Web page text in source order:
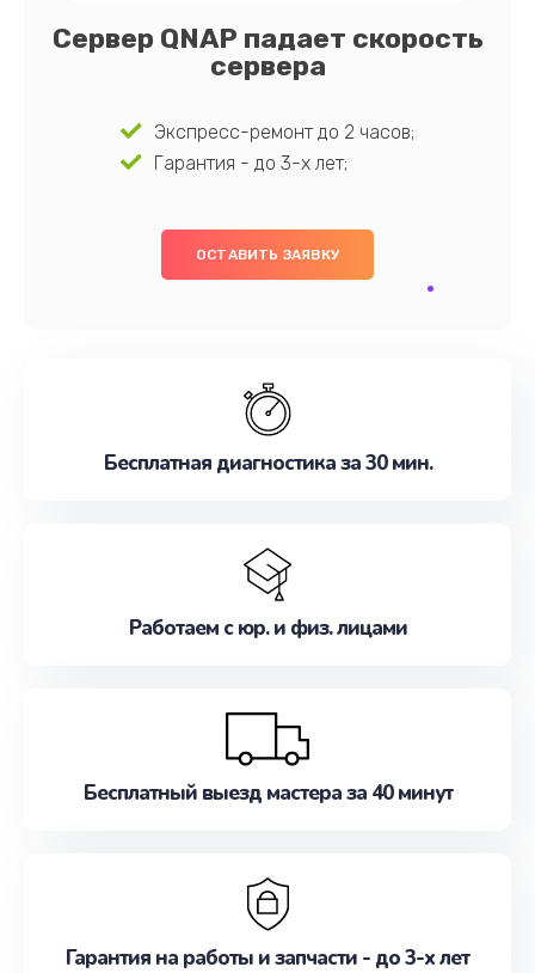
Сервер QNAP падает скорость
сервера
Экспресс-ремонт до 2 часов;
Гарантия - до 3-х лет;
ОСТАВИТЬ ЗАЯВКУ
Бесплатная диагностика за 30 мин.
Работаем с юр. и физ. лицами
Бесплатный выезд мастера за 40 минут
Гарантия на работы и запчасти - до 3-х лет